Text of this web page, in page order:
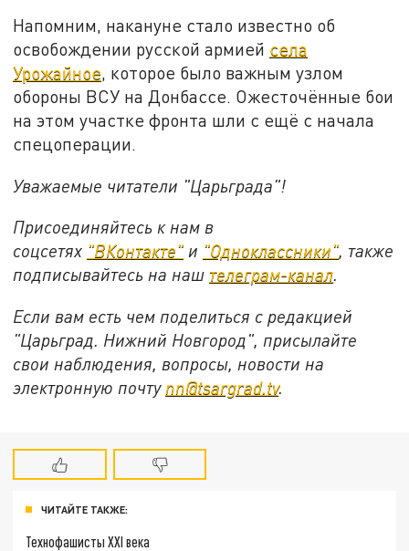
Напомним, накануне стало известно об
освобождении русской армией села
Урожайное, которое было важным узлом
обороны ВСУ на Донбассе. Ожесточённые бои
на этом участке фронта шли с ещё с начала
спецоперации.
Уважаемые читатели "Царьграда"!
Присоединяйтесь к нам в
соцсетях "ВКонтакте" и "Одноклассники", также
подписывайтесь на наш телеграм-канал.
Если вам есть чем поделиться с редакцией
"Царьград. Нижний Новгород", присылайте
свои наблюдения, вопросы, новости на
электронную почту nn@tsargrad.tv.
ЧИТАЙТЕ ТАКЖЕ:
Технофашисты XXI века